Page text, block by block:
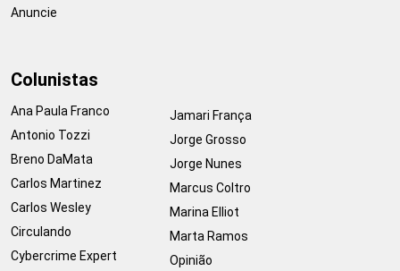
Anuncie
Colunistas
Ana Paula Franco
Antonio Tozzi
Breno DaMata
Carlos Martinez
Carlos Wesley
Circulando
Cybercrime Expert
Jamari França
Jorge Grosso
Jorge Nunes
Marcus Coltro
Marina Elliot
Marta Ramos
Opinião